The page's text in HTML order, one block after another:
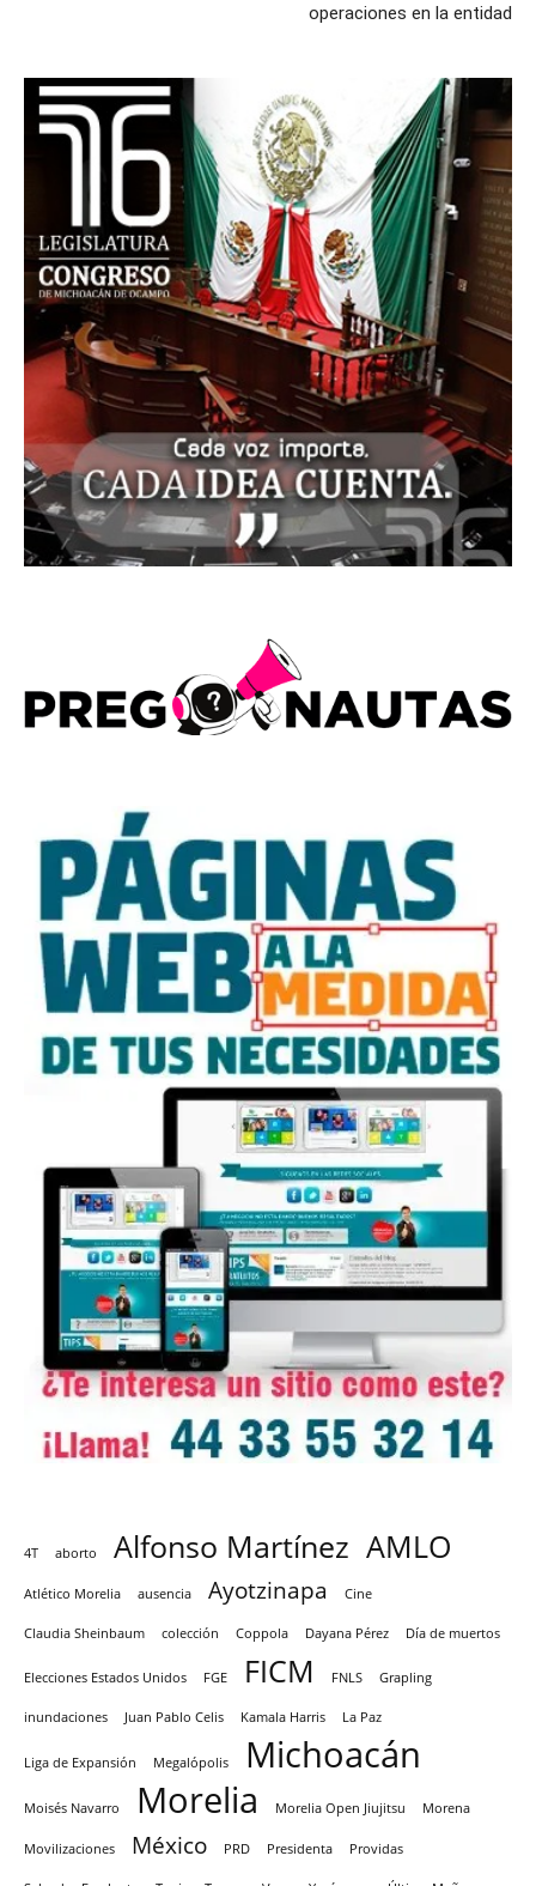
operaciones en la entidad
4T aborto Alfonso Martínez AMLO
Atlético Morelia ausencia Ayotzinapa Cine
Claudia Sheinbaum colección Coppola Dayana Pérez Día de muertos
Elecciones Estados Unidos FGE FICM FNLS Grapling
inundaciones Juan Pablo Celis Kamala Harris La Paz
Liga de Expansión Megalópolis Michoacán
Moisés Navarro Morelia Morelia Open Jiujitsu Morena
Movilizaciones México PRD Presidenta Providas